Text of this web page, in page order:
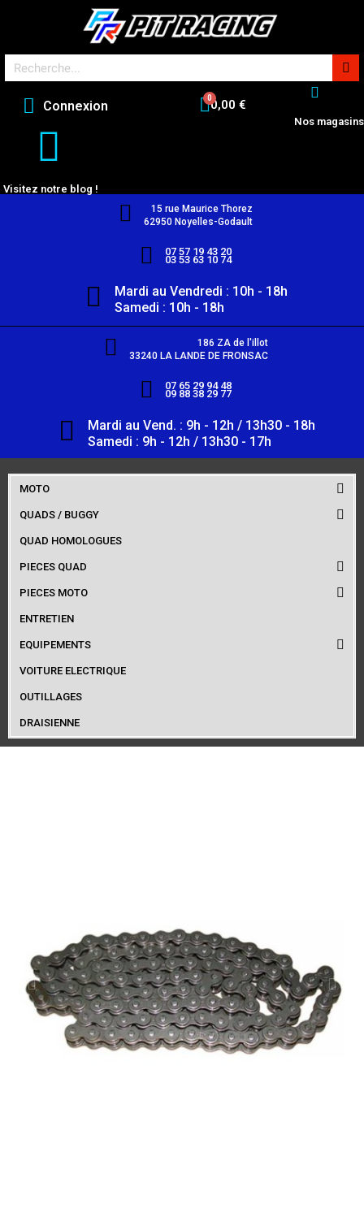
Connexion 0,00 €
Nos magasins
Visitez notre blog !
15 rue Maurice Thorez
62950 Noyelles-Godault
07 57 19 43 20
03 53 63 10 74
Mardi au Vendredi : 10h - 18h
Samedi : 10h - 18h
186 ZA de l'illot
33240 LA LANDE DE FRONSAC
07 65 29 94 48
09 88 38 29 77
Mardi au Vend. : 9h - 12h / 13h30 - 18h
Samedi : 9h - 12h / 13h30 - 17h
MOTO
QUADS / BUGGY
QUAD HOMOLOGUES
PIECES QUAD
PIECES MOTO
ENTRETIEN
EQUIPEMENTS
VOITURE ELECTRIQUE
OUTILLAGES
DRAISIENNE